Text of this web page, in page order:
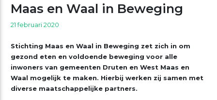
Maas en Waal in Beweging
21 februari 2020
Stichting Maas en Waal in Beweging zet zich in om
gezond eten en voldoende beweging voor alle
inwoners van gemeenten Druten en West Maas en
Waal mogelijk te maken. Hierbij werken zij samen met
diverse maatschappelijke partners.